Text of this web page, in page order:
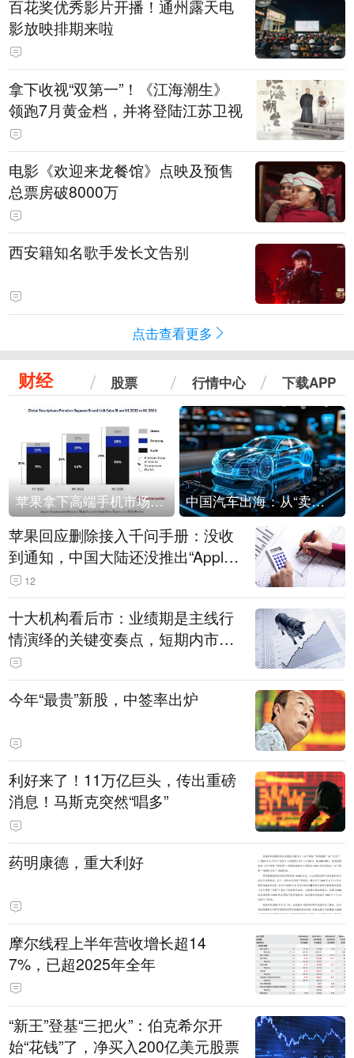
百花奖优秀影片开播！通州露天电
影放映排期来啦
拿下收视“双第一”！《江海潮生》
领跑7月黄金档，并将登陆江苏卫视
电影《欢迎来龙餐馆》点映及预售
总票房破8000万
西安籍知名歌手发长文告别
点击查看更多
财经 股票 行情中心 下载APP
苹果拿下高端手机市场65%的份额：iPhone 17系列功不可没 中国汽车出海：从“卖出去”到“走进去”
苹果回应删除接入千问手册：没收
到通知，中国大陆还没推出“Apple
智能使用千问”功能
12
十大机构看后市：业绩期是主线行
情演绎的关键变奏点，短期内市场
或继续反弹，关注三条业绩主线
今年“最贵”新股，中签率出炉
利好来了！11万亿巨头，传出重磅
消息！马斯克突然“唱多”
药明康德，重大利好
摩尔线程上半年营收增长超14
7%，已超2025年全年
“新王”登基“三把火”：伯克希尔开
始“花钱”了，净买入200亿美元股票